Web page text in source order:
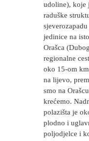
udoline), koje
raduške
jedinice na
Orašca
regionalne
oko 15-om
na lijevo,
smo na
krećemo.
polazišta je
plodno i
poljodjelce i